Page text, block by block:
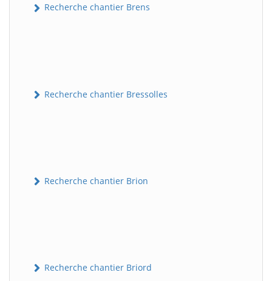
Recherche chantier Brens
Recherche chantier Bressolles
Recherche chantier Brion
Recherche chantier Briord